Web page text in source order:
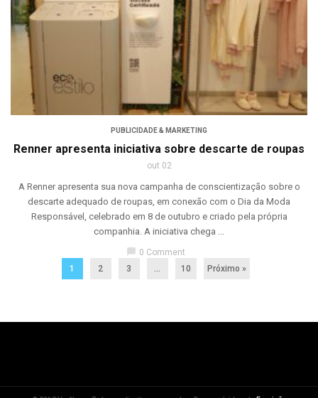
PUBLICIDADE & MARKETING
Renner apresenta iniciativa sobre descarte de roupas
out 02
A Renner apresenta sua nova campanha de conscientização sobre o
descarte adequado de roupas, em conexão com o Dia da Moda
Responsável, celebrado em 8 de outubro e criado pela própria
companhia. A iniciativa chega ...
0 Comment
1
2 3 10 Próximo »